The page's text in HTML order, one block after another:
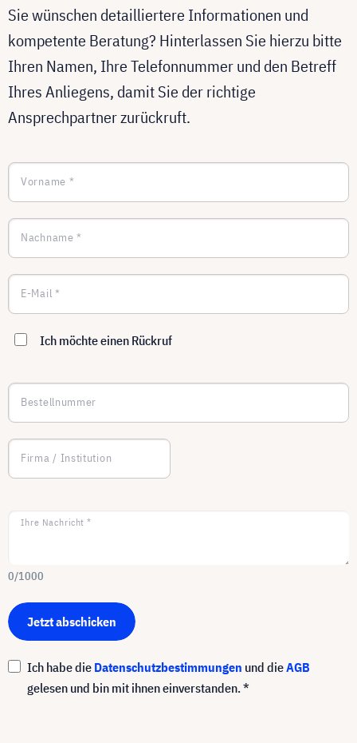
Sie wünschen detailliertere Informationen und
kompetente Beratung? Hinterlassen Sie hierzu bitte
Ihren Namen, Ihre Telefonnummer und den Betreff
Ihres Anliegens, damit Sie der richtige
Ansprechpartner zurückruft.
Vorname *
Nachname *
E-Mail *
Ich möchte einen Rückruf
Bestellnummer
Firma / Institution
Ihre Nachricht *
0/1000
Jetzt abschicken
Ich habe die Datenschutzbestimmungen und dieAGB
gelesen und bin mit ihnen einverstanden. *